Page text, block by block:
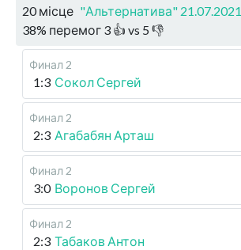
20 місце "Альтернатива" 21.07.2021
38% перемог 3 👍 vs 5 👎
Финал 2
1:3 Сокол Сергей
Финал 2
2:3 Агабабян Арташ
Финал 2
3:0 Воронов Сергей
Финал 2
2:3 Табаков Антон